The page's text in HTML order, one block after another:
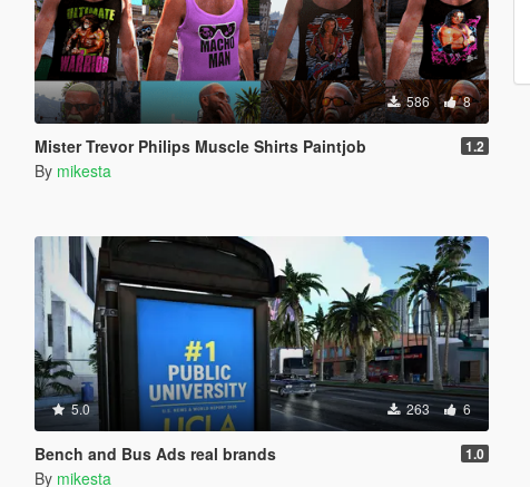
586 8
Mister Trevor Philips Muscle Shirts Paintjob 1.2
By mikesta
5.0 263 6
Bench and Bus Ads real brands 1.0
By mikesta